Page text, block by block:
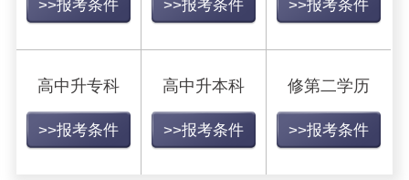
>>报考条件 >>报考条件 >>报考条件
高中升专科
>>报考条件
高中升本科
>>报考条件
修第二学历
>>报考条件